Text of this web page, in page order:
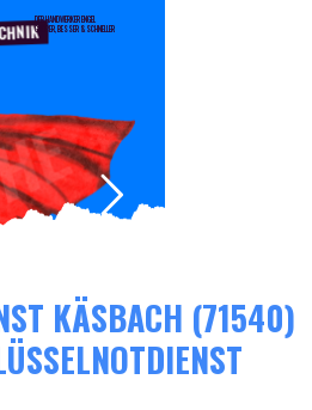
DER HANDWERKER ENGEL
GRÖßER, BESSER & SCHNELLER
KÄSBACH (71540)